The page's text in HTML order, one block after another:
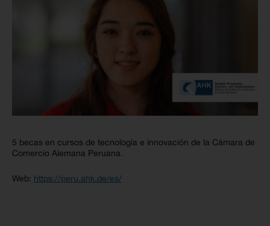
5 becas en cursos de tecnología e innovación de la Cámara de
Comercio Alemana Peruana.
Web: https://peru.ahk.de/es/